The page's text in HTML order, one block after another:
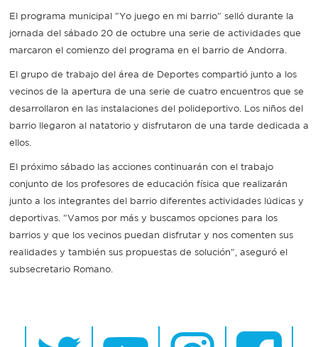
El programa municipal "Yo juego en mi barrio" selló durante la
jornada del sábado 20 de octubre una serie de actividades que
marcaron el comienzo del programa en el barrio de Andorra.
El grupo de trabajo del área de Deportes compartió junto a los
vecinos de la apertura de una serie de cuatro encuentros que se
desarrollaron en las instalaciones del polideportivo. Los niños del
barrio llegaron al natatorio y disfrutaron de una tarde dedicada a
ellos.
El próximo sábado las acciones continuarán con el trabajo
conjunto de los profesores de educación física que realizarán
junto a los integrantes del barrio diferentes actividades lúdicas y
deportivas. "Vamos por más y buscamos opciones para los
barrios y que los vecinos puedan disfrutar y nos comenten sus
realidades y también sus propuestas de solución", aseguró el
subsecretario Romano.